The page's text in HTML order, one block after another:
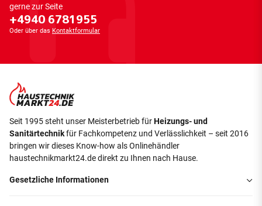
gerne zur Seite
+4940 6781955
Oder über das Kontaktformular
Seit 1995 steht unser Meisterbetrieb fürHeizungs- und
Sanitärtechnikfür Fachkompetenz und Verlässlichkeit – seit 2016
bringen wir dieses Know-how als Onlinehändler
haustechnikmarkt24.de direkt zu Ihnen nach Hause.
Gesetzliche Informationen